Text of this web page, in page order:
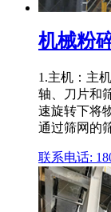
机械粉
1.主机：主
轴、刀片和
速旋转下将
通过筛网的
联系电话: